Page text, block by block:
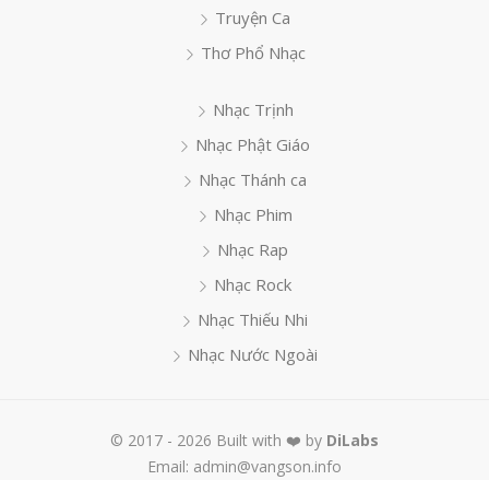
Truyện Ca
Thơ Phổ Nhạc
Nhạc Trịnh
Nhạc Phật Giáo
Nhạc Thánh ca
Nhạc Phim
Nhạc Rap
Nhạc Rock
Nhạc Thiếu Nhi
Nhạc Nước Ngoài
© 2017 - 2026 Built with ❤️ by DiLabs
Email: admin@vangson.info